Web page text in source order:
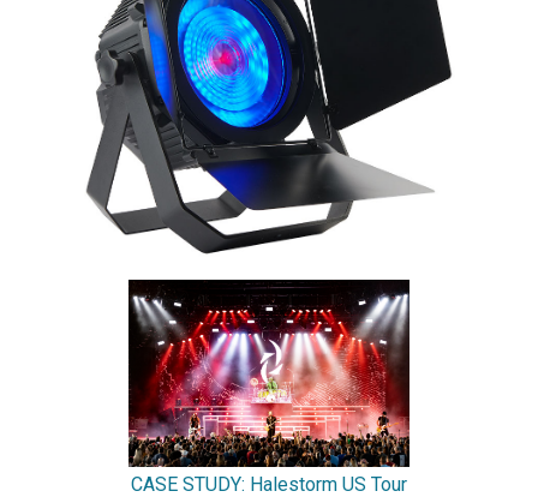
CASE STUDY: Halestorm US Tour